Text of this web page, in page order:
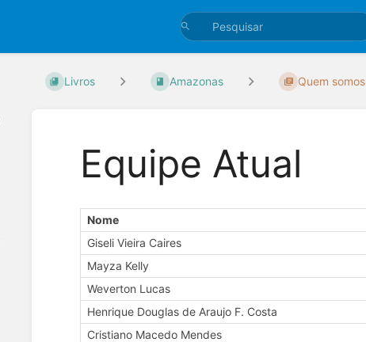
Livros Amazonas Quem somos
Equipe Atual
Nome
Giseli Vieira Caires
Mayza Kelly
Weverton Lucas
Henrique Douglas de Araujo F. Costa
Cristiano Macedo Mendes